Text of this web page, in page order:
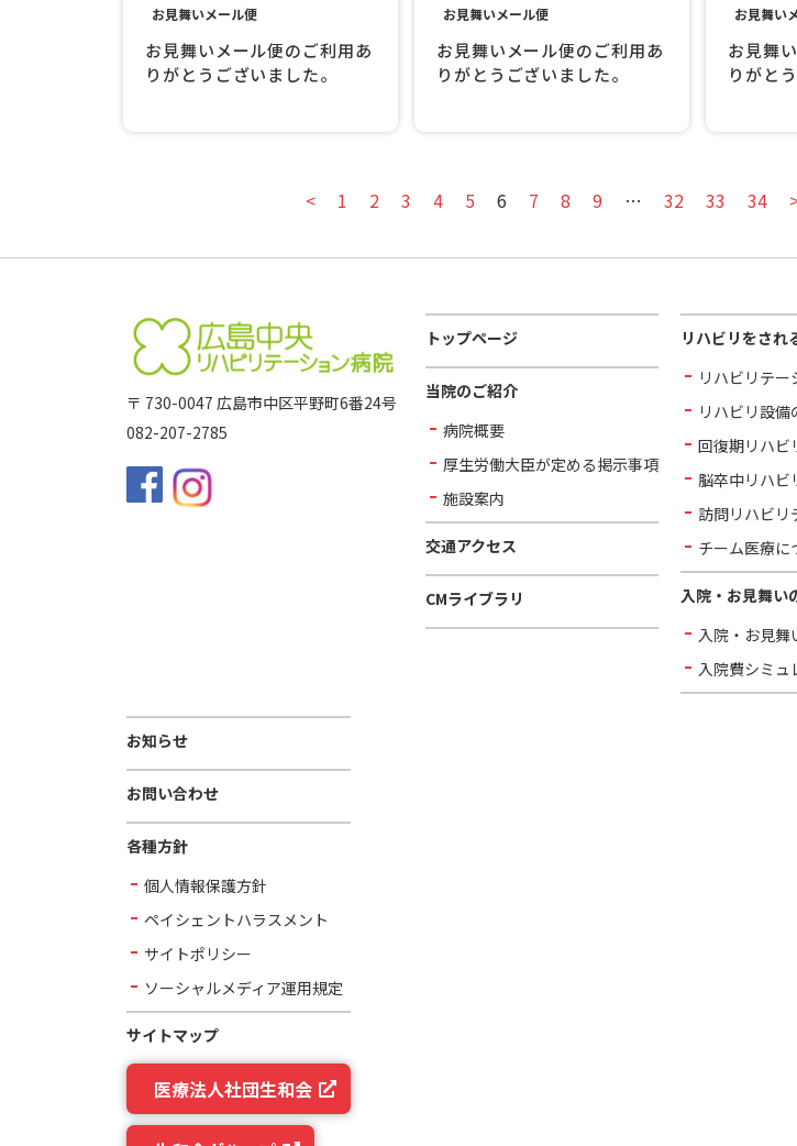
お見舞いメール便
お見舞いメール便のご利用あ
りがとうございました。
お見舞いメール便
お見舞いメール便のご利用あ
りがとうございました。
お見舞い
お見舞
りがと
< 1 2 3 4 5 6 7 8 9 … 32 33 34
〒 730-0047 広島市中区平野町6番24号
082-207-2785
トップページ
当院のご紹介
病院概要
厚生労働大臣が定める掲示事項
施設案内
交通アクセス
CMライブラリ
リハビリをされ
リハビリテ
リハビリ設備
回復期リハビ
脳卒中リハビ
訪問リハビリ
チーム医療に
入院・お見舞い
入院・お見舞
入院費シミュ
お知らせ
お問い合わせ
各種方針
個人情報保護方針
ペイシェントハラスメント
サイトポリシー
ソーシャルメディア運用規定
サイトマップ
医療法人社団生和会